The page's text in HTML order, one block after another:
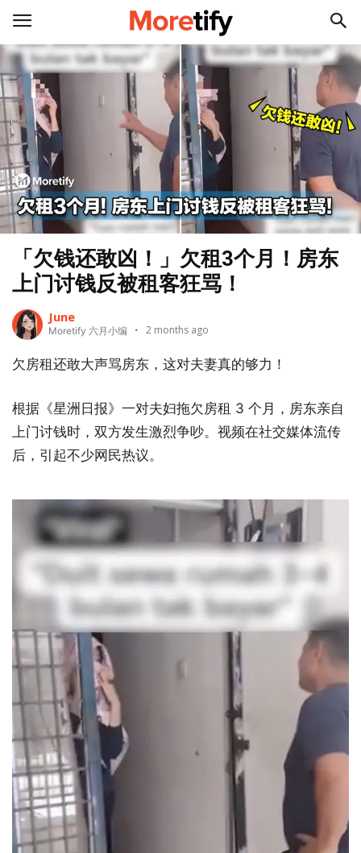
「欠钱还敢凶！」欠租3个月！房东
上门讨钱反被租客狂骂！
June
Moretify 六月小编 2 months ago
欠房租还敢大声骂房东，这对夫妻真的够力！
根据《星洲日报》一对夫妇拖欠房租 3 个月，房东亲自
上门讨钱时，双方发生激烈争吵。视频在社交媒体流传
后，引起不少网民热议。